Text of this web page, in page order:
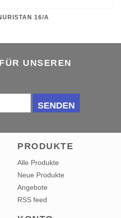
SENDEN
PRODUKTE
Alle Produkte
Neue Produkte
Angebote
RSS feed